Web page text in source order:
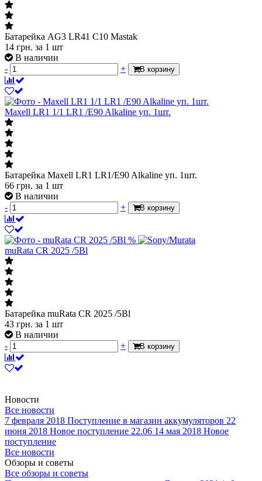
Батарейка AG3 LR41 C10 Mastak
14
В наличии
-
Maxell LR1 1/1 LR1 /E90 Alkaline уп. 1шт.
Батарейка Maxell LR1 LR1/E90 Alkaline уп. 1шт.
66
В наличии
-
muRata CR 2025 /5Bl
Батарейка muRata CR 2025 /5Bl
43
В наличии
-
Новости
Все новости
7 февраля 2018
июня 2018 Новое поступление 22.06
поступление
Все новости